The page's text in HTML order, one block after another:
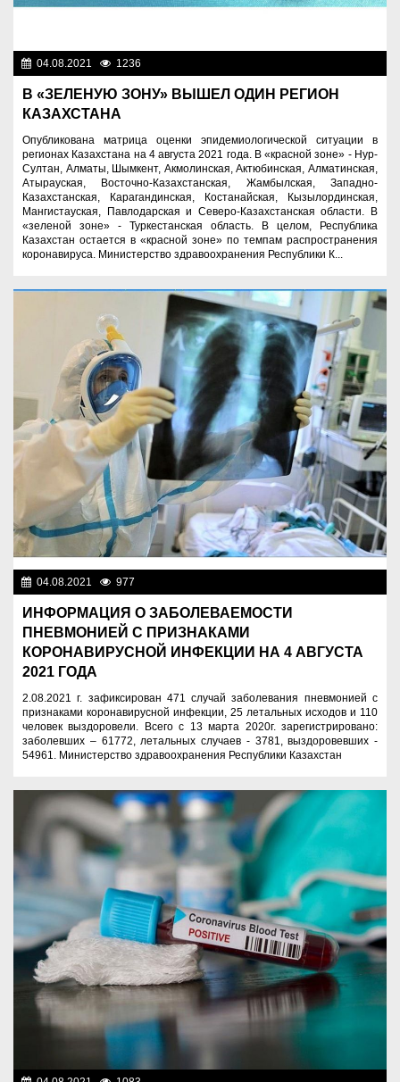
04.08.2021 1236
В «ЗЕЛЕНУЮ ЗОНУ» ВЫШЕЛ ОДИН РЕГИОН
КАЗАХСТАНА
Опубликована матрица оценки эпидемиологической ситуации в
регионах Казахстана на 4 августа 2021 года. В «красной зоне» - Нур-
Султан, Алматы, Шымкент, Акмолинская, Актюбинская, Алматинская,
Атырауская, Восточно-Казахстанская, Жамбылская, Западно-
Казахстанская, Карагандинская, Костанайская, Кызылординская,
Мангистауская, Павлодарская и Северо-Казахстанская области. В
«зеленой зоне» - Туркестанская область. В целом, Республика
Казахстан остается в «красной зоне» по темпам распространения
коронавируса. Министерство здравоохранения Республики К...
04.08.2021 977
ИНФОРМАЦИЯ О ЗАБОЛЕВАЕМОСТИ
ПНЕВМОНИЕЙ С ПРИЗНАКАМИ
КОРОНАВИРУСНОЙ ИНФЕКЦИИ НА 4 АВГУСТА
2021 ГОДА
2.08.2021 г. зафиксирован 471 случай заболевания пневмонией с
признаками коронавирусной инфекции, 25 летальных исходов и 110
человек выздоровели. Всего с 13 марта 2020г. зарегистрировано:
заболевших – 61772, летальных случаев - 3781, выздоровевших -
54961. Министерство здравоохранения Республики Казахстан